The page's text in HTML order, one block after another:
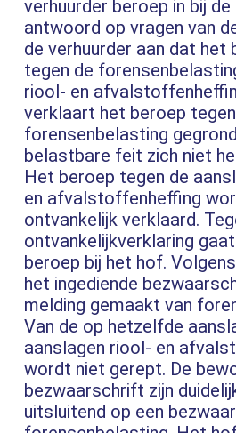
verhuurder beroep in bij
antwoord op vragen van
de verhuurder aan dat het
tegen de
riool- en
verklaart het beroep
forensenbelasting
belastbare feit zich niet
Het beroep tegen de
en afvalstoffenheffing
ontvankelijk verklaard.
ontvankelijkverklaring
beroep bij het hof.
het ingediende
melding gemaakt van
Van de op hetzelfde
aanslagen riool- en
wordt niet gerept. De
bezwaarschrift zijn
uitsluitend op een